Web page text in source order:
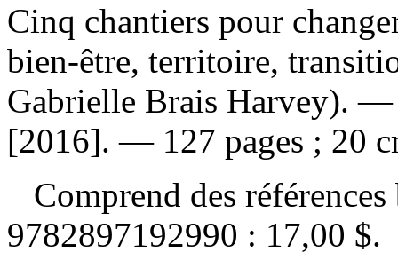
Cinq chantiers pour
bien-être, territoire,
Gabrielle Brais Harvey). —
[2016]. — 127 pages ; 20
Comprend des
9782897192990 : 17,00 $.